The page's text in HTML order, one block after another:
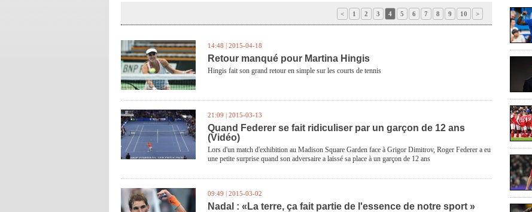
< 1 2 3 4 5 6 7 8 9 10 >
14:48 | 2015-04-18
Retour manqué pour Martina Hingis
Hingis fait son grand retour en simple sur les courts de tennis
21:09 | 2015-03-13
Quand Federer se fait ridiculiser par un garçon de 12 ans
(Vidéo)
Lors d'un match d'exhibition au Madison Square Garden face à Grigor Dimitrov, Roger Federer a eu
une petite surprise quand son adversaire a laissé sa place à un garçon de 12 ans
09:49 | 2015-03-02
Nadal : «La terre, ça fait partie de l'essence de notre sport »